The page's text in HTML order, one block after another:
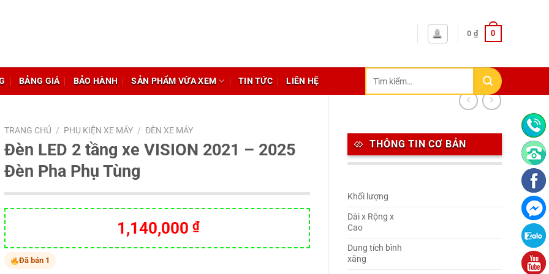
0 ₫ 0
BẢNG GIÁ BẢO HÀNH SẢN PHẨM VỪA XEM TIN TỨC LIÊN HỆ
kiếm:
THÔNG TIN CƠ BẢN
Khối lượng
Dài x Rộng x
Cao
Dung tích bình
xăng
TRANG CHỦ / PHỤ KIỆN XE MÁY / ĐÈN XE MÁY
Đèn LED 2 tầng xe VISION 2021 – 2025
Đèn Pha Phụ Tùng
Giá
gốc
1,140,000₫Giá
hiện
Đã bán 1